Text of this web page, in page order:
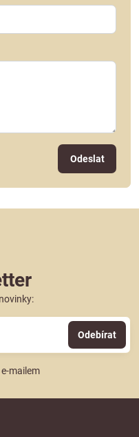
Odeslat
Odebírat
mailem